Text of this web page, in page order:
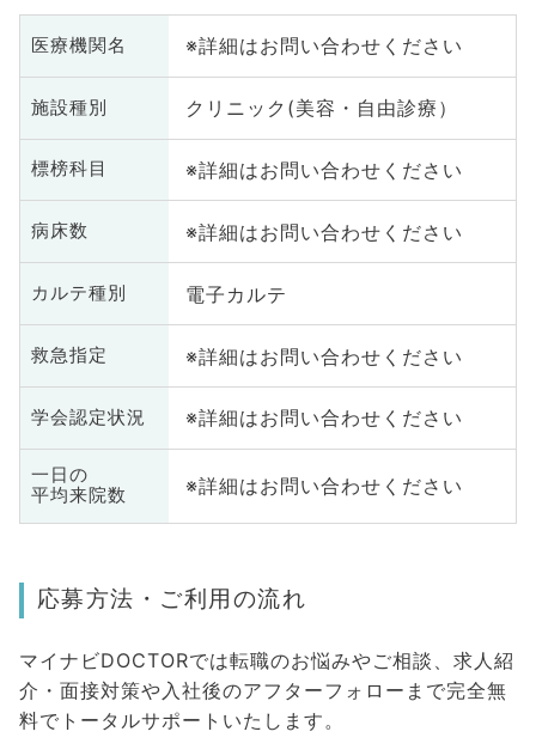
医療機関名 ※詳細はお問い合わせください
施設種別 クリニック(美容・自由診療）
標榜科目 ※詳細はお問い合わせください
病床数 ※詳細はお問い合わせください
カルテ種別 電子カルテ
救急指定 ※詳細はお問い合わせください
学会認定状況 ※詳細はお問い合わせください
一日の
平均来院数
※詳細はお問い合わせください
応募方法・ご利用の流れ
マイナビDOCTORでは転職のお悩みやご相談、求人紹
介・面接対策や入社後のアフターフォローまで完全無
料でトータルサポートいたします。